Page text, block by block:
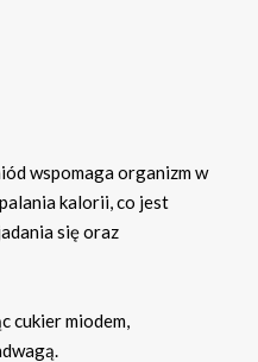
wspomaga organizm w
kalorii, co jest
się oraz
cukier miodem,